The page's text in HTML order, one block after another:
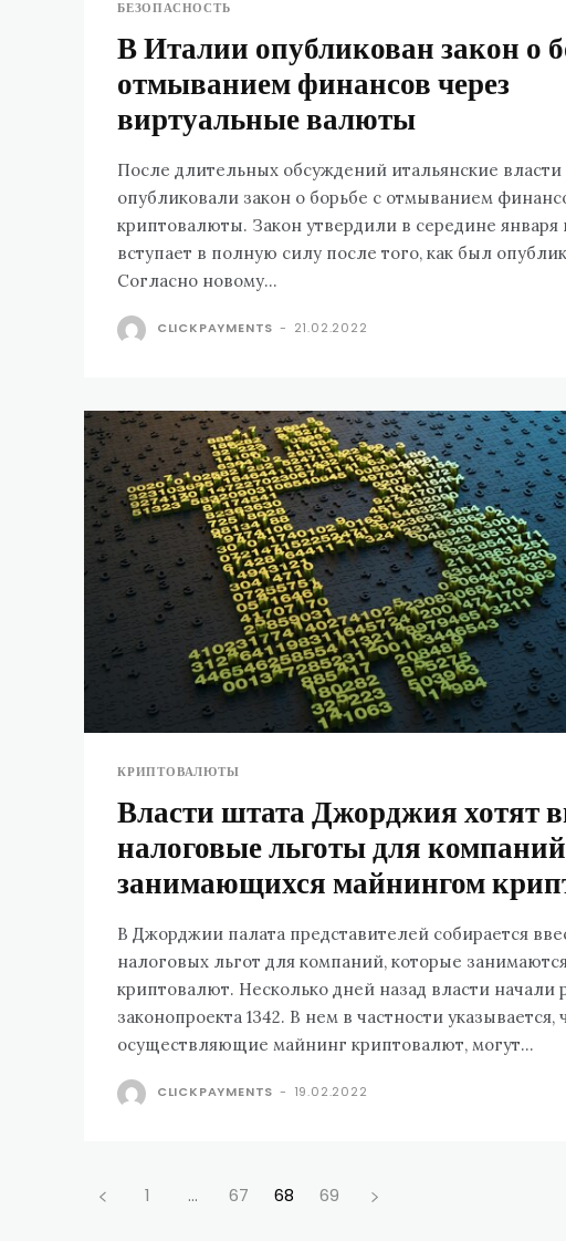
БЕЗОПАСНОСТЬ
В Италии опубликован закон о
отмыванием финансов через
виртуальные валюты
После длительных обсуждений итальянские
опубликовали закон о борьбе с отмыванием
криптовалюты. Закон утвердили в середине января
вступает в полную силу после того, как был
Согласно новому...
CLICKPAYMENTS - 21.02.2022
КРИПТОВАЛЮТЫ
Власти штата Джорджия хотят
налоговые льготы для
занимающихся майнингом
В Джорджии палата представителей собирается
налоговых льгот для компаний, которые
криптовалют. Несколько дней назад власти начали
законопроекта 1342. В нем в частности указывается,
осуществляющие майнинг криптовалют, могут...
CLICKPAYMENTS - 19.02.2022
1 ... 67 68 69